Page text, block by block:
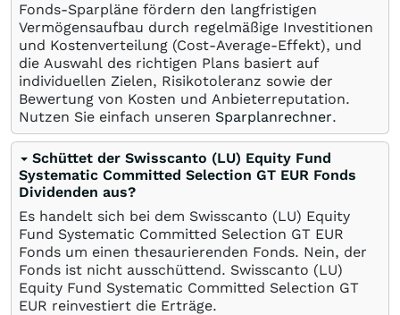
Fonds-Sparpläne fördern den langfristigen
Vermögensaufbau durch regelmäßige Investitionen
und Kostenverteilung (Cost-Average-Effekt), und
die Auswahl des richtigen Plans basiert auf
individuellen Zielen, Risikotoleranz sowie der
Bewertung von Kosten und Anbieterreputation.
Nutzen Sie einfach unseren Sparplanrechner.
Schüttet der Swisscanto (LU) Equity Fund
Systematic Committed Selection GT EUR Fonds
Dividenden aus?
Es handelt sich bei dem Swisscanto (LU) Equity
Fund Systematic Committed Selection GT EUR
Fonds um einen thesaurierenden Fonds. Nein, der
Fonds ist nicht ausschüttend. Swisscanto (LU)
Equity Fund Systematic Committed Selection GT
EUR reinvestiert die Erträge.